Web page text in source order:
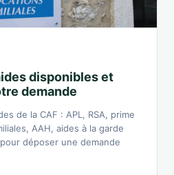
disponibles et
demande
de la CAF : APL, RSA, prime
AAH, aides à la garde
déposer une demande